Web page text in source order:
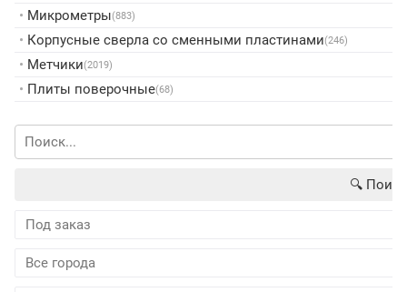
• Микрометры(883)
• Корпусные сверла со сменными пластинами(246)
• Метчики(2019)
• Плиты поверочные(68)
🔍︎ Поиск